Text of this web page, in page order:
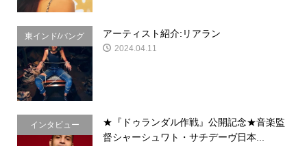
東インド/バング
ラデシュ
アーティスト紹介:リアラン
2024.04.11
インタビュー
★『ドゥランダル作戦』公開記念★音楽監
督シャーシュワト・サチデーヴ日本...